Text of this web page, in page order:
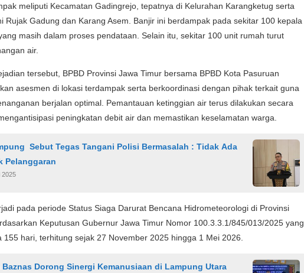
meliputi Kecamatan Gadingrejo, tepatnya di Kelurahan Karangketug serta
Rujak Gadung dan Karang Asem. Banjir ini berdampak pada sekitar 100 kepala
masih dalam proses pendataan. Selain itu, sekitar 100 unit rumah turut
air.
tersebut, BPBD Provinsi Jawa Timur bersama BPBD Kota Pasuruan
asesmen di lokasi terdampak serta berkoordinasi dengan pihak terkait guna
berjalan optimal. Pemantauan ketinggian air terus dilakukan secara
peningkatan debit air dan memastikan keselamatan warga.
Sebut Tegas Tangani Polisi Bermasalah : Tidak Ada
Pelanggaran
2025
pada periode Status Siaga Darurat Bencana Hidrometeorologi di Provinsi
Keputusan Gubernur Jawa Timur Nomor 100.3.3.1/845/013/2025 yang
155 hari, terhitung sejak 27 November 2025 hingga 1 Mei 2026.
Baznas Dorong Sinergi Kemanusiaan di Lampung Utara